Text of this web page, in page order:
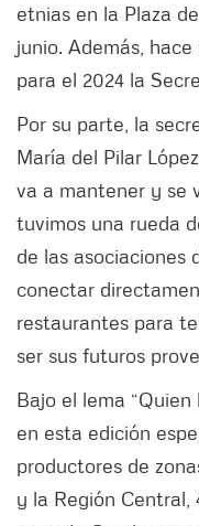
etnias en la Plaza
junio. Además,
para el 2024 la
Por su parte, la
María del Pilar
va a mantener y se
tuvimos una rueda
de las asociaciones
conectar
restaurantes para
ser sus futuros
Bajo el lema “Quien
en esta edición
productores de
y la Región Central,